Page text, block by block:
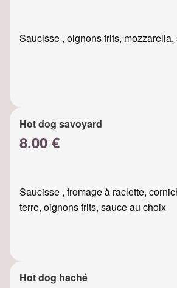
Saucisse , oignons frits,
Hot dog savoyard
8.00 €
Saucisse , fromage à raclette,
terre, oignons frits, sauce au choix
Hot dog haché